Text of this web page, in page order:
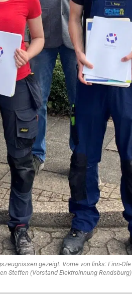
gezeigt. Vorne von links: Finn-
Steffen (Vorstand Elektroinnung Rendsburg)